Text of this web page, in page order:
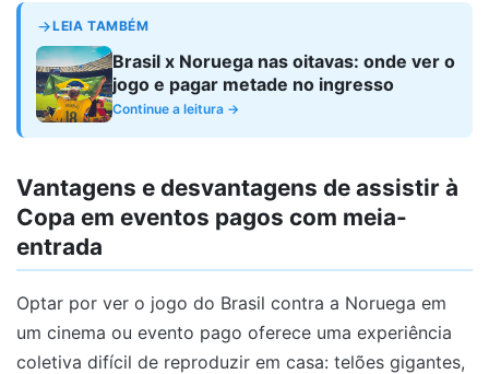
LEIA TAMBÉM
Brasil x Noruega nas oitavas: onde ver o
jogo e pagar metade no ingresso
Continue a leitura →
Vantagens e desvantagens de assistir à
Copa em eventos pagos com meia-
entrada
Optar por ver o jogo do Brasil contra a Noruega em
um cinema ou evento pago oferece uma experiência
coletiva difícil de reproduzir em casa: telões gigantes,